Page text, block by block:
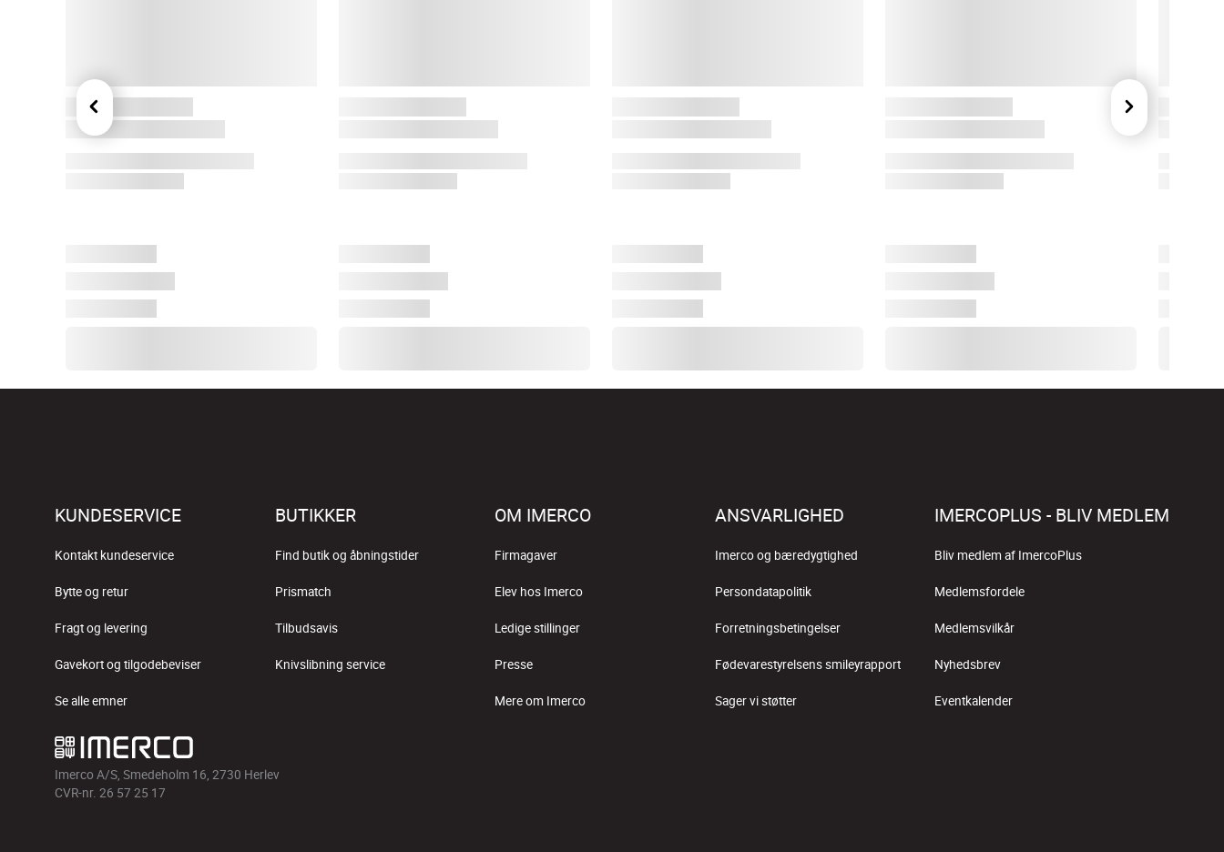
KUNDESERVICE
Kontakt kundeservice
Bytte og retur
Fragt og levering
Gavekort og tilgodebeviser
Se alle emner
BUTIKKER
Find butik og åbningstider
Prismatch
Tilbudsavis
Knivslibning service
OM IMERCO
Firmagaver
Elev hos Imerco
Ledige stillinger
Presse
Mere om Imerco
ANSVARLIGHED
Imerco og bæredygtighed
Persondatapolitik
Forretningsbetingelser
Fødevarestyrelsens smileyrapport
Sager vi støtter
IMERCOPLUS - BLIV MEDLEM
Bliv medlem af ImercoPlus
Medlemsfordele
Medlemsvilkår
Nyhedsbrev
Eventkalender
Imerco A/S, Smedeholm 16, 2730 Herlev
CVR-nr. 26 57 25 17